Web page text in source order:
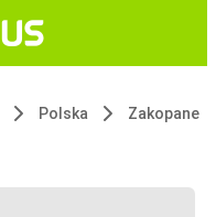
Polska Zakopane